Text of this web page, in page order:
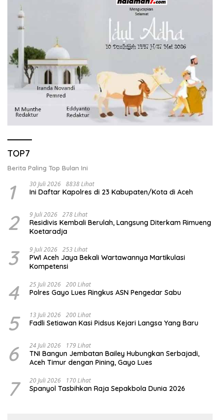
TOP7
Berita Paling Top Bulan Ini
1 30 Juli 2026 8838 Lihat
Ini Daftar Kapolres di 23 Kabupaten/Kota di Aceh
2 9 Juli 2026 278 Lihat
Residivis Kembali Berulah, Langsung Diterkam Rimueng
Koetaradja
3 9 Juli 2026 253 Lihat
PWI Aceh Jaya Bekali Wartawannya Martikulasi
Kompetensi
4 25 Juli 2026 200 Lihat
Polres Gayo Lues Ringkus ASN Pengedar Sabu
5 13 Juli 2026 200 Lihat
Fadli Setiawan Kasi Pidsus Kejari Langsa Yang Baru
6 24 Juli 2026 179 Lihat
TNI Bangun Jembatan Bailey Hubungkan Serbajadi,
Aceh Timur dengan Pining, Gayo Lues
7 20 Juli 2026 170 Lihat
Spanyol Tasbihkan Raja Sepakbola Dunia 2026